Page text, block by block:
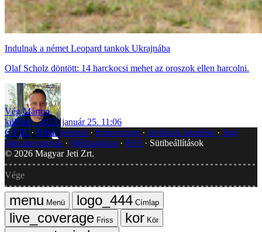
Indulnak a német Leopard tankok Ukrajnába
Olaf Scholz döntött: 14 harckocsi mehet az oroszok ellen harcolni.
Vég Márton
külföld
2023. január 25. 11:06
GYIK
Hibát jelentek Impresszum Javítások kezelése
Jogi
dokumentumok
Médiaajánlat RSS
Sütibeállítások
© 2026 Magyar Jeti Zrt.
Vége
Menü
Címlap
Friss
Kör